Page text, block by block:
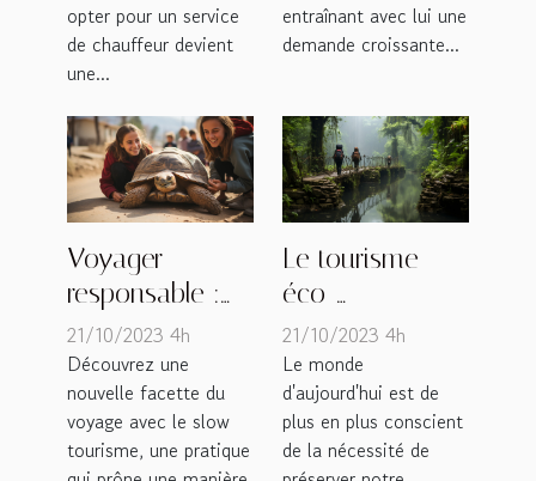
opter pour un service
de chauffeur devient
une...
entraînant avec lui une
demande croissante...
Voyager
responsable :
découvrir le
slow tourisme
21/10/2023 4h
Découvrez une
nouvelle facette du
voyage avec le slow
tourisme, une pratique
Le tourisme
éco-
responsable,
une aventure
moderne
21/10/2023 4h
Le monde
d'aujourd'hui est de
plus en plus conscient
de la nécessité de